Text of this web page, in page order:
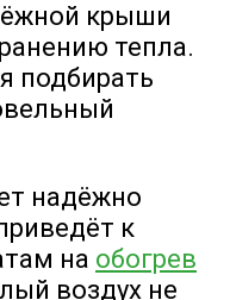
крыши
тепла.
подбирать
надёжно
к
на обогрев
воздух не